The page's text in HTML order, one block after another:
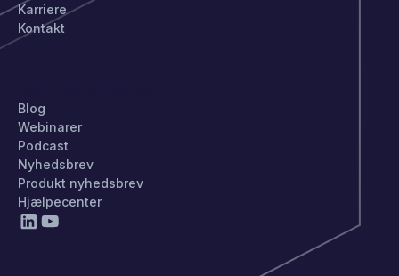
Karriere
Kontakt
Blog
Webinarer
Podcast
Nyhedsbrev
Produkt nyhedsbrev
Hjælpecenter